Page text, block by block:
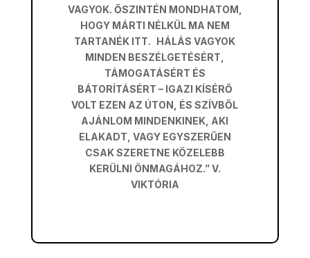
VAGYOK. ŐSZINTÉN MONDHATOM,
HOGY MÁRTI NÉLKÜL MA NEM
TARTANÉK ITT. HÁLÁS VAGYOK
MINDEN BESZÉLGETÉSÉRT,
TÁMOGATÁSÉRT ÉS
BÁTORÍTÁSÉRT – IGAZI KÍSÉRŐ
VOLT EZEN AZ ÚTON, ÉS SZÍVBŐL
AJÁNLOM MINDENKINEK, AKI
ELAKADT, VAGY EGYSZERŰEN
CSAK SZERETNE KÖZELEBB
KERÜLNI ÖNMAGÁHOZ.” V.
VIKTÓRIA